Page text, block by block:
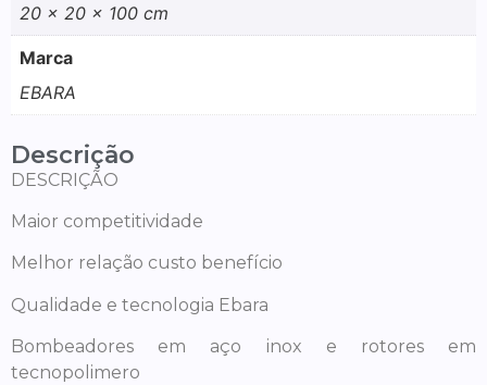
20 × 20 × 100 cm
Marca
EBARA
Descrição
DESCRIÇÃO
Maior competitividade
Melhor relação custo benefício
Qualidade e tecnologia Ebara
Bombeadores em aço inox e rotores em
tecnopolimero